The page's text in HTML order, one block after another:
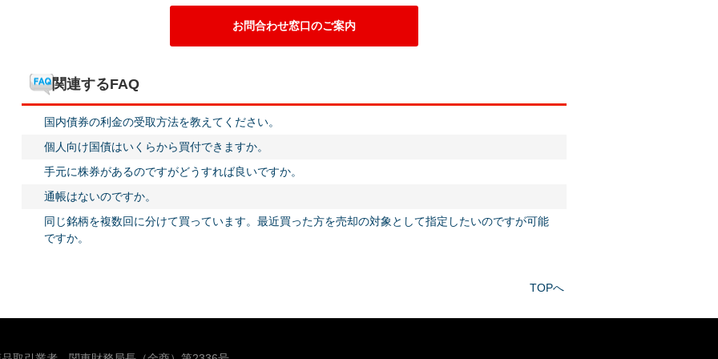
お問合わせ窓口のご案内
関連するFAQ
国内債券の利金の受取方法を教えてください。
個人向け国債はいくらから買付できますか。
手元に株券があるのですがどうすれば良いですか。
通帳はないのですか。
同じ銘柄を複数回に分けて買っています。最近買った方を売却の対象として指定したいのですが可能
ですか。
TOPへ